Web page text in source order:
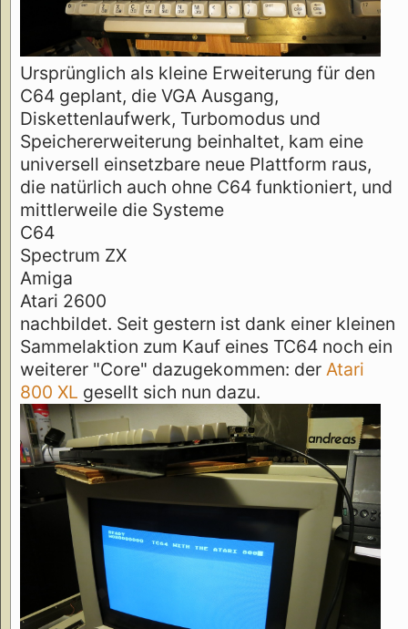
Ursprünglich als kleine Erweiterung für den
C64 geplant, die VGA Ausgang,
Diskettenlaufwerk, Turbomodus und
Speichererweiterung beinhaltet, kam eine
universell einsetzbare neue Plattform raus,
die natürlich auch ohne C64 funktioniert, und
mittlerweile die Systeme
C64
Spectrum ZX
Amiga
Atari 2600
nachbildet. Seit gestern ist dank einer kleinen
Sammelaktion zum Kauf eines TC64 noch ein
weiterer "Core" dazugekommen: der Atari
800 XL gesellt sich nun dazu.